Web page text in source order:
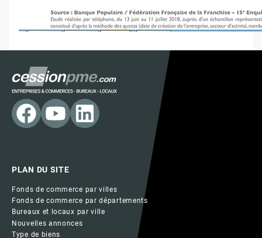
PLAN DU SITE
Fonds de commerce par villes
Fonds de commerce par départements
Bureaux et locaux par ville
Nouvelles annonces
Type de biens